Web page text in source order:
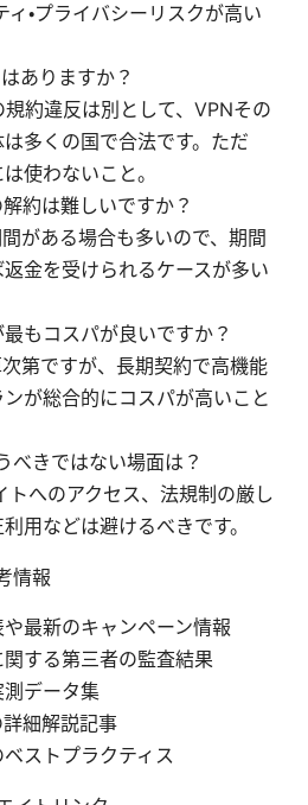
ィ・プライバシーリスクが高い
ありますか？
規約違反は別として、VPNその
多くの国で合法です。ただ
使わないこと。
約は難しいですか？
がある場合も多いので、期間
金を受けられるケースが多い
もコスパが良いですか？
第ですが、長期契約で高機能
が総合的にコスパが高いこと
べきではない場面は？
トへのアクセス、法規制の厳し
用などは避けるべきです。
情報
最新のキャンペーン情報
する第三者の監査結果
データ集
細解説記事
ストプラクティス